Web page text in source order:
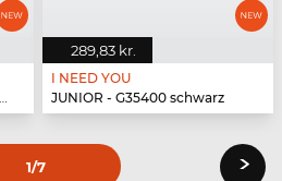
289,83 kr.
I NEED YOU
JUNIOR - G35400 schwarz
1/7 ›